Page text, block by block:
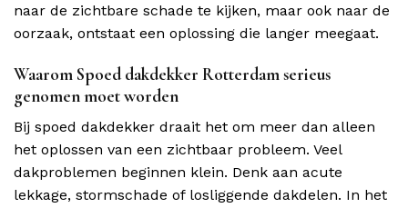
naar de zichtbare schade te kijken, maar ook naar de
oorzaak, ontstaat een oplossing die langer meegaat.
Waarom Spoed dakdekker Rotterdam serieus
genomen moet worden
Bij spoed dakdekker draait het om meer dan alleen
het oplossen van een zichtbaar probleem. Veel
dakproblemen beginnen klein. Denk aan acute
lekkage, stormschade of losliggende dakdelen. In het